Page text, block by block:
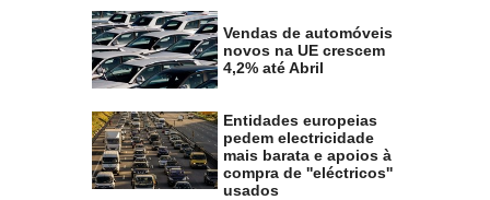
Vendas de automóveis
novos na UE crescem
4,2% até Abril
Entidades europeias
pedem electricidade
mais barata e apoios à
compra de ''eléctricos''
usados